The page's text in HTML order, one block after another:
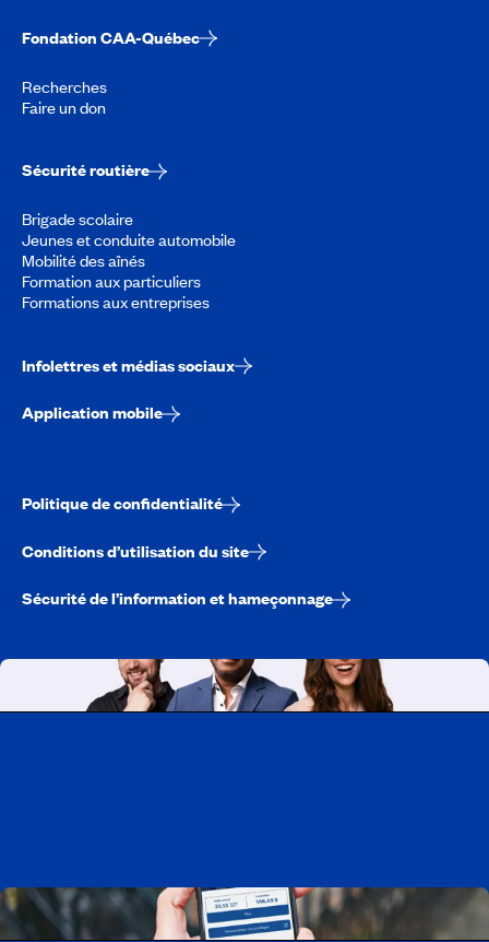
Fondation CAA-Québec
Recherches
Faire un don
Sécurité routière
Brigade scolaire
Jeunes et conduite automobile
Mobilité des aînés
Formation aux particuliers
Formations aux entreprises
Infolettres et médias sociaux
Application mobile
Politique de confidentialité
Conditions d’utilisation du site
Sécurité de l’information et hameçonnage